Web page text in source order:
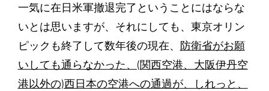
一気に在日米軍撤退完了ということにはならな
いとは思いますが、それにしても、東京オリン
ピックも終了して数年後の現在、 防衛省がお願
いしても通らなかった、(関西空港、大阪伊丹空
港以外の)西日本の空港への通過が、しれっと、